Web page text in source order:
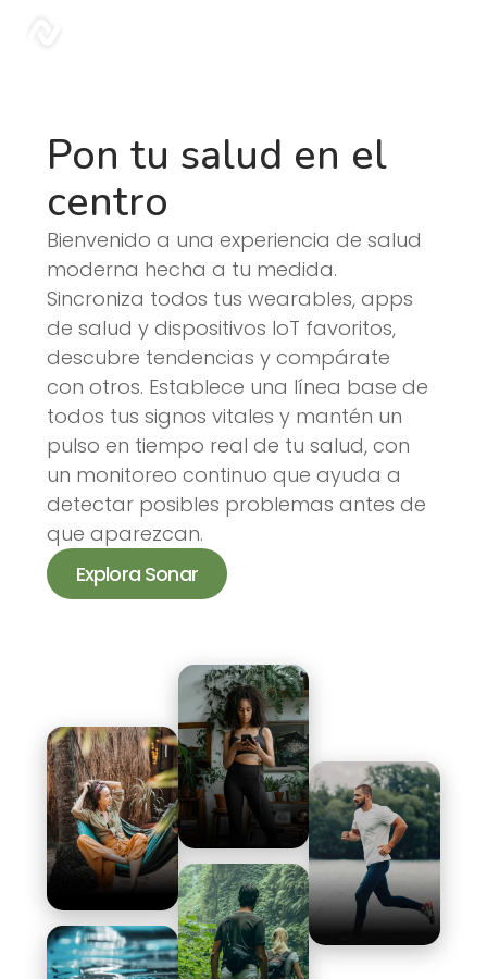
Pon tu salud en el
centro
Bienvenido a una experiencia de salud
moderna hecha a tu medida.
Sincroniza todos tus wearables, apps
de salud y dispositivos IoT favoritos,
descubre tendencias y compárate
con otros. Establece una línea base de
todos tus signos vitales y mantén un
pulso en tiempo real de tu salud, con
un monitoreo continuo que ayuda a
detectar posibles problemas antes de
que aparezcan.
Explora Sonar